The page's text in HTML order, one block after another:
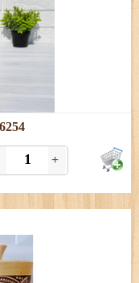
диаметр - 10,5 см;
+